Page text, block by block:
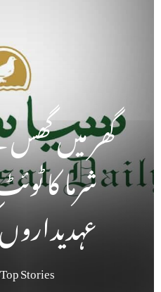
گھر میں
شرما کا
Top Stories